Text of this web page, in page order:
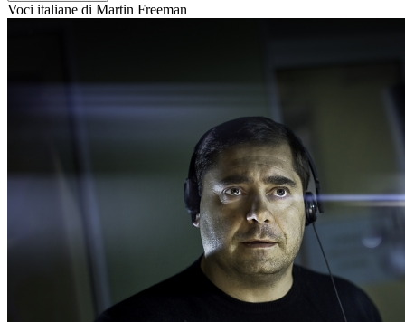
Voci italiane di Martin Freeman